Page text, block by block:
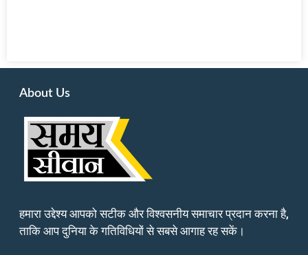
About Us
हमारा उद्देश्य आपको सटीक और विश्वसनीय समाचार प्रदान करना है,
ताकि आप दुनिया के गतिविधियों से सबसे आगाह रह सकें।